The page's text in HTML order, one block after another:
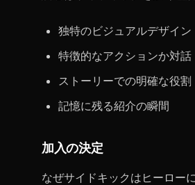
独特のビジュアルデザイン
特徴的なアクションか対話
ストーリーでの明確な役割
記憶に残る紹介の瞬間
加入の決定
なぜサイドキックはヒーロー